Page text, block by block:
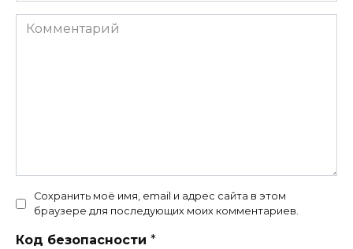
Комментарий
Сохранить моё имя, email и адрес сайта в этом
браузере для последующих моих комментариев.
Код безопасности *